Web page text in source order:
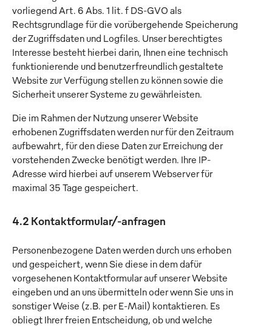
vorliegend Art. 6 Abs. 1 lit. f DS-GVO als
Rechtsgrundlage für die vorübergehende Speicherung
der Zugriffsdaten und Logfiles. Unser berechtigtes
Interesse besteht hierbei darin, Ihnen eine technisch
funktionierende und benutzerfreundlich gestaltete
Website zur Verfügung stellen zu können sowie die
Sicherheit unserer Systeme zu gewährleisten.
Die im Rahmen der Nutzung unserer Website
erhobenen Zugriffsdaten werden nur für den Zeitraum
aufbewahrt, für den diese Daten zur Erreichung der
vorstehenden Zwecke benötigt werden. Ihre IP-
Adresse wird hierbei auf unserem Webserver für
maximal 35 Tage gespeichert.
4.2 Kontaktformular/-anfragen
Personenbezogene Daten werden durch uns erhoben
und gespeichert, wenn Sie diese in dem dafür
vorgesehenen Kontaktformular auf unserer Website
eingeben und an uns übermitteln oder wenn Sie uns in
sonstiger Weise (z.B. per E-Mail) kontaktieren. Es
obliegt Ihrer freien Entscheidung, ob und welche